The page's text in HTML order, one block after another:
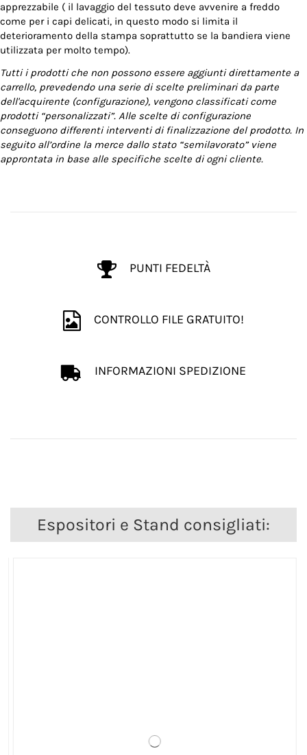
apprezzabile ( il lavaggio del tessuto deve avvenire a freddo
come per i capi delicati, in questo modo si limita il
deterioramento della stampa soprattutto se la bandiera viene
utilizzata per molto tempo).
Tutti i prodotti che non possono essere aggiunti direttamente a
carrello, prevedendo una serie di scelte preliminari da parte
dell'acquirente (configurazione), vengono classificati come
prodotti “personalizzati”. Alle scelte di configurazione
conseguono differenti interventi di finalizzazione del prodotto. In
seguito all’ordine la merce dallo stato “semilavorato” viene
approntata in base alle specifiche scelte di ogni cliente.
PUNTI FEDELTÀ
CONTROLLO FILE GRATUITO!
INFORMAZIONI SPEDIZIONE
Espositori e Stand consigliati: